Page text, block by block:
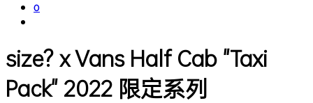
0
size? x Vans Half Cab "Taxi
Pack" 2022 限定系列